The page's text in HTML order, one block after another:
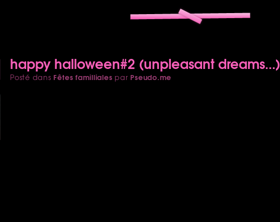
happy halloween#2 (unpleasant dreams...)
Posté dans Fêtes familliales par Pseudo.me